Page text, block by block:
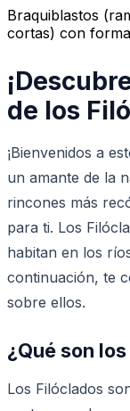
Braquiblastos
cortas) con
de los
¡Bienvenidos a
un amante de la
rincones más
para ti. Los
habitan en los
continuación, te
sobre ellos.
¿Qué son
Los Filóclados